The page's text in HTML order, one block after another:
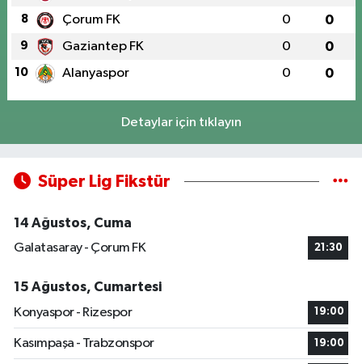
8 Çorum FK 0 0
9 Gaziantep FK 0 0
10 Alanyaspor 0 0
Detaylar için tıklayın
Süper Lig Fikstür
14 Ağustos, Cuma
Galatasaray - Çorum FK
21:30
15 Ağustos, Cumartesi
Konyaspor - Rizespor
19:00
Kasımpaşa - Trabzonspor 19:00